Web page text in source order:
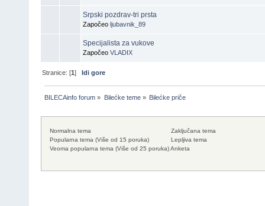
Srpski pozdrav-tri prsta
Započeo ljubavnik_89
Specijalista za vukove
Započeo VLADIX
Stranice: [1]Idi gore
BILECAinfo forum » Bilećke teme» Bilećke priče
Normalna tema
Popularna tema (Više od 15 poruka)
Veoma popularna tema (Više od 25 poruka)
Zaključana tema
Lepljiva tema
Anketa